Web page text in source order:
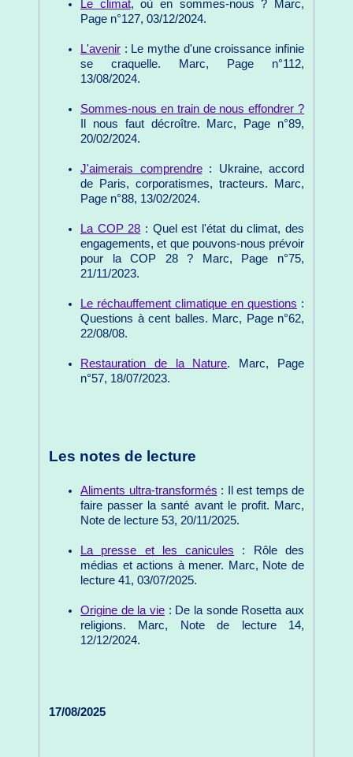
Le climat, où en sommes-nous ? Marc,
Page n°127, 03/12/2024.
L'avenir : Le mythe d'une croissance infinie
se craquelle. Marc, Page n°112,
13/08/2024.
Sommes-nous en train de nous effondrer ?
Il nous faut décroître. Marc, Page n°89,
20/02/2024.
J'aimerais comprendre: Ukraine, accord
de Paris, corporatismes, tracteurs. Marc,
Page n°88, 13/02/2024.
La COP 28 : Quel est l'état du climat, des
engagements, et que pouvons-nous prévoir
pour la COP 28 ? Marc, Page n°75,
21/11/2023.
Le réchauffement climatique en questions :
Questions à cent balles. Marc, Page n°62,
22/08/08.
Restauration de la Nature. Marc, Page
n°57, 18/07/2023.
Les notes de lecture
Aliments ultra-transformés : Il est temps de
faire passer la santé avant le profit. Marc,
Note de lecture 53, 20/11/2025.
La presse et les canicules : Rôle des
médias et actions à mener. Marc, Note de
lecture 41, 03/07/2025.
Origine de la vie : De la sonde Rosetta aux
religions. Marc, Note de lecture 14,
12/12/2024.
17/08/2025